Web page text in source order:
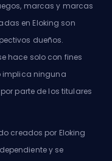
marcas y marcas
en Eloking son
dueños.
hace solo con fines
implica ninguna
parte de los titulares
creados por Eloking
y se